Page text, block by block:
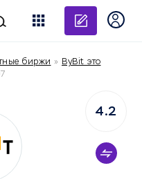
биржи » ByBit это
4.2